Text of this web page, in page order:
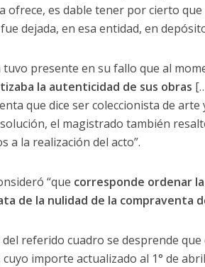
ofrece, es dable tener por cierto
dejada, en esa entidad, en
tuvo presente en su fallo que al
la autenticidad de sus obras
que dice ser coleccionista de
el magistrado también
a la realización del acto”.
“que corresponde ordenar
de la nulidad de la compraventa
referido cuadro se desprende
importe actualizado al 1° de